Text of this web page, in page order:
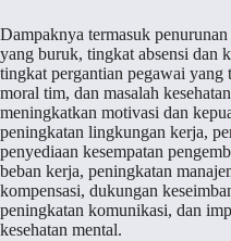
Dampaknya termasuk
yang buruk, tingkat absensi dan
tingkat pergantian pegawai yang
moral tim, dan masalah
meningkatkan motivasi dan
peningkatan lingkungan kerja,
penyediaan kesempatan
beban kerja, peningkatan
kompensasi, dukungan
peningkatan komunikasi, dan
kesehatan mental.